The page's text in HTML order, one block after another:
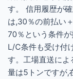
す。 信用履歴が
は,30％の前払い
70％という条件
L/C条件も受け付
す。工場直送によ
量は5トンですが,